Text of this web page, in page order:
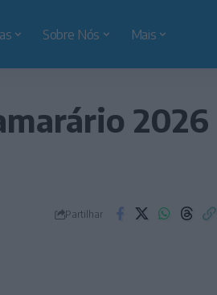
Sobre Nós Mais
2026
Partilhar